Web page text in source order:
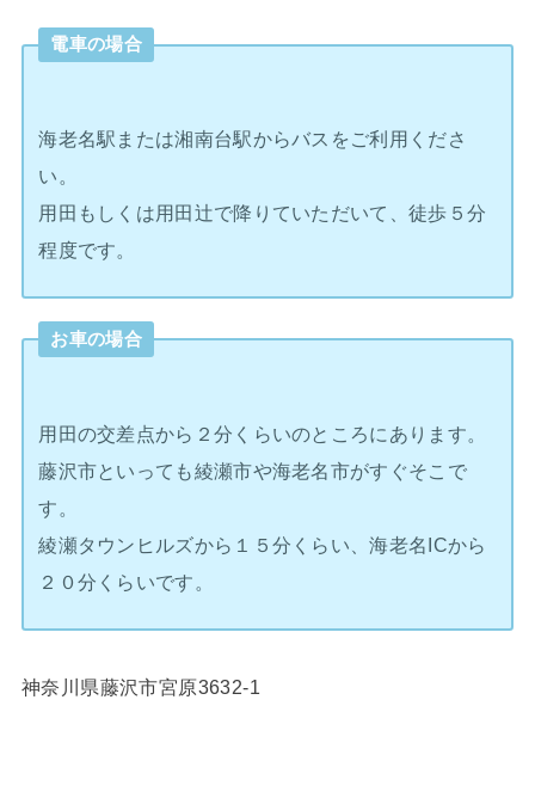
電車の場合
海老名駅または湘南台駅からバスをご利用くださ
い。
用田もしくは用田辻で降りていただいて、徒歩５分
程度です。
お車の場合
用田の交差点から２分くらいのところにあります。
藤沢市といっても綾瀬市や海老名市がすぐそこで
す。
綾瀬タウンヒルズから１５分くらい、海老名ICから
２０分くらいです。
神奈川県藤沢市宮原3632-1